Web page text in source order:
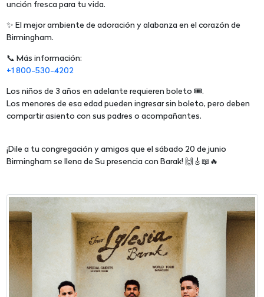
unción fresca para tu vida.
✨ El mejor ambiente de adoración y alabanza en el corazón de
Birmingham.
📞 Más información:
+1 800-530-4202
Los niños de 3 años en adelante requieren boleto 🎟️.
Los menores de esa edad pueden ingresar sin boleto, pero deben
compartir asiento con sus padres o acompañantes.
¡Dile a tu congregación y amigos que el sábado 20 de junio
Birmingham se llena de Su presencia con Barak! 🙌🎸📖🔥